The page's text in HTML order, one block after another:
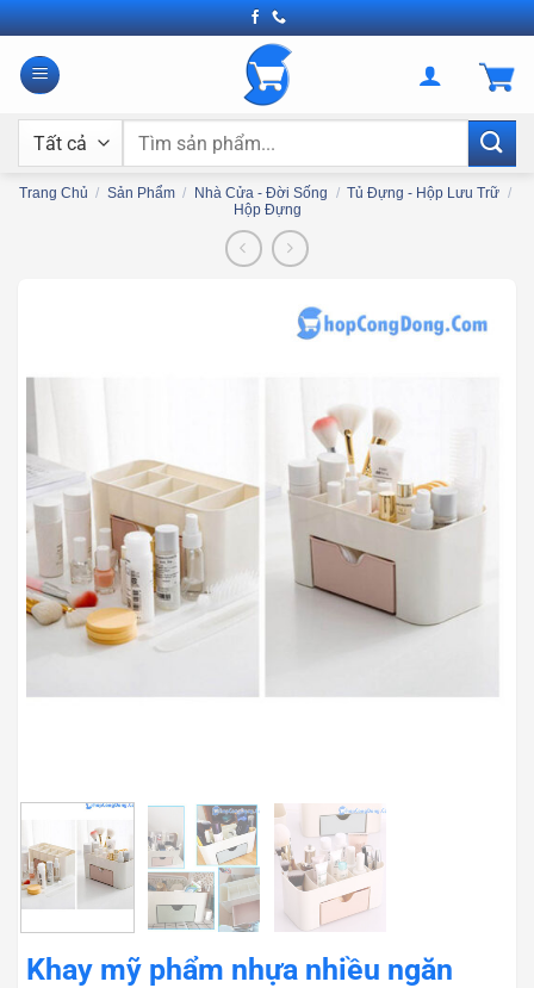
Bỏ
qua
nội
Tìm
Trang Chủ / Sản Phẩm / Nhà Cửa - Đời Sống / Tủ Đựng - Hộp Lưu Trữ /
Hộp Đựng
Khay mỹ phẩm nhựa nhiều ngăn